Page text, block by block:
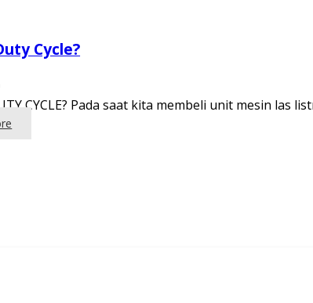
Cycle?
CYCLE? Pada saat kita membeli unit mesin las